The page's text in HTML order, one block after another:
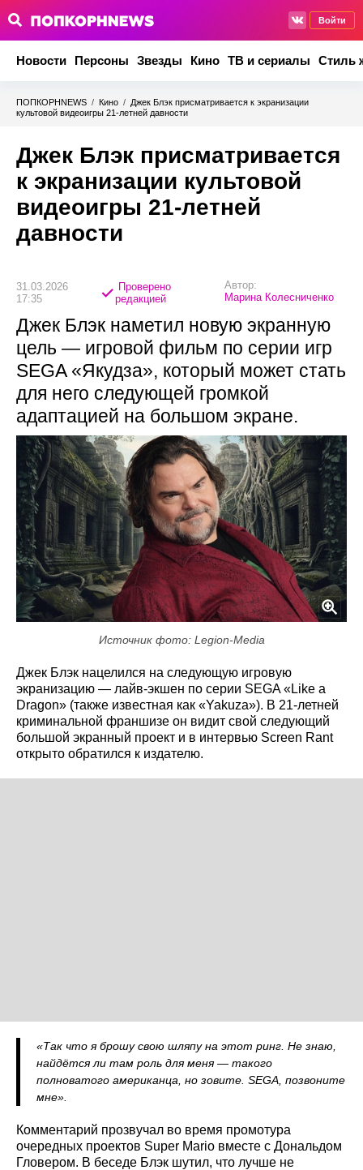
Войти
Новости Персоны Звезды Кино ТВ и сериалы Стиль
ПОПКОРНNEWS / Кино / Джек Блэк присматривается к экранизации
культовой видеоигры 21‑летней давности
Джек Блэк присматривается
к экранизации культовой
видеоигры 21‑летней
давности
31.03.2026
17:35
Проверено
редакцией
Автор:
Марина Колесниченко
Джек Блэк наметил новую экранную
цель — игровой фильм по серии игр
SEGA «Якудза», который может стать
для него следующей громкой
адаптацией на большом экране.
Источник фото: Legion-Media
Джек Блэк нацелился на следующую игровую
экранизацию — лайв-экшен по серии SEGA «Like a
Dragon» (также известная как «Yakuza»). В 21‑летней
криминальной франшизе он видит свой следующий
большой экранный проект и в интервью Screen Rant
открыто обратился к издателю.
«Так что я брошу свою шляпу на этот ринг. Не знаю,
найдётся ли там роль для меня — такого
полноватого американца, но зовите. SEGA, позвоните
мне».
Комментарий прозвучал во время промотура
очередных проектов Super Mario вместе с Дональдом
Гловером. В беседе Блэк шутил, что лучше не